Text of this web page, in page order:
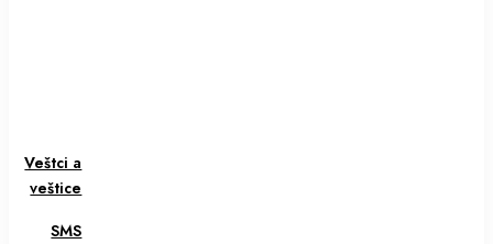
Veštci a
veštice
SMS